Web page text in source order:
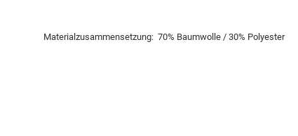
Materialzusammensetzung: 70% Baumwolle / 30% Polyester